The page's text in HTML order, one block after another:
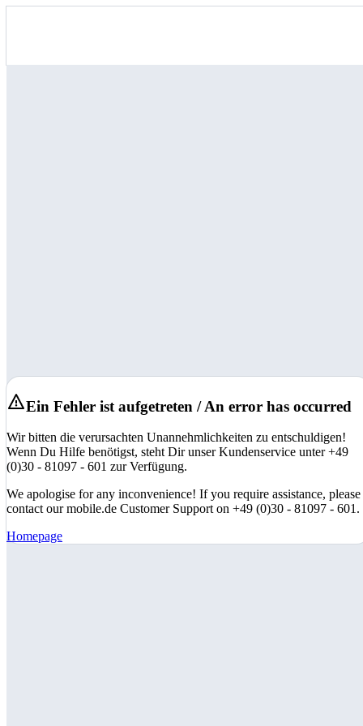
Ein Fehler ist aufgetreten / An error has occurred
Wir bitten die verursachten Unannehmlichkeiten zu entschuldigen!
Wenn Du Hilfe benötigst, steht Dir unser Kundenservice unter +49
(0)30 - 81097 - 601 zur Verfügung.
We apologise for any inconvenience! If you require assistance, please
contact our mobile.de Customer Support on +49 (0)30 - 81097 - 601.
Homepage